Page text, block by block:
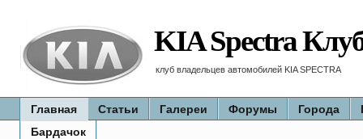
KIA Spectra
клуб владельцев автомобилей KIA SPECTRA
Главная Статьи Галереи Форумы Города
Бардачок